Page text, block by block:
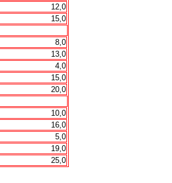
12,0
15,0
8,0
13,0
4,0
15,0
20,0
10,0
16,0
5,0
19,0
25,0